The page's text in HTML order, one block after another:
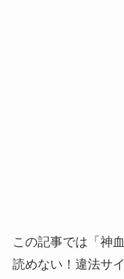
この記事では「神
読めない！違法サ